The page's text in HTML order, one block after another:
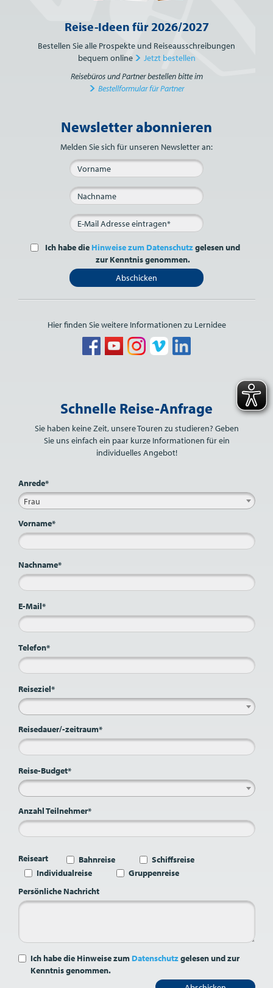
Reise-Ideen für 2026/2027
Bestellen Sie alle Prospekte und Reiseausschreibungen
bequem online
Jetzt bestellen
Reisebüros und Partner bestellen bitte im
Bestellformular für Partner
Bitte nicht ausfüllen.
Newsletter abonnieren
Melden Sie sich für unseren Newsletter an:
Ich habe die Hinweise zum Datenschutzgelesen und
zur Kenntnis genommen.
Abschicken
Hier finden Sie weitere Informationen zu Lernidee
Schnelle Reise-Anfrage
Sie haben keine Zeit, unsere Touren zu studieren? Geben
Sie uns einfach ein paar kurze Informationen für ein
individuelles Angebot!
Anrede*
Frau
Vorname*
Nachname*
E-Mail*
Telefon*
Reiseziel*
Reisedauer/-zeitraum*
Reise-Budget*
Anzahl Teilnehmer*
Reiseart Bahnreise
Schiffsreise
Individualreise
Gruppenreise
Persönliche Nachricht
Ich habe die Hinweise zum Datenschutzgelesen und zur
Kenntnis genommen.